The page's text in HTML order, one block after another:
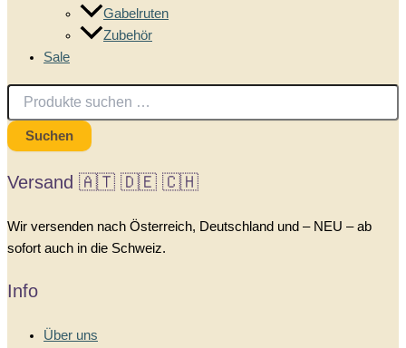
Gabelruten
Zubehör
Sale
Suchen
nach:
Suchen
Versand 🇦🇹 🇩🇪 🇨🇭
Wir versenden nach Österreich, Deutschland und – NEU – ab
sofort auch in die Schweiz.
Info
Über uns